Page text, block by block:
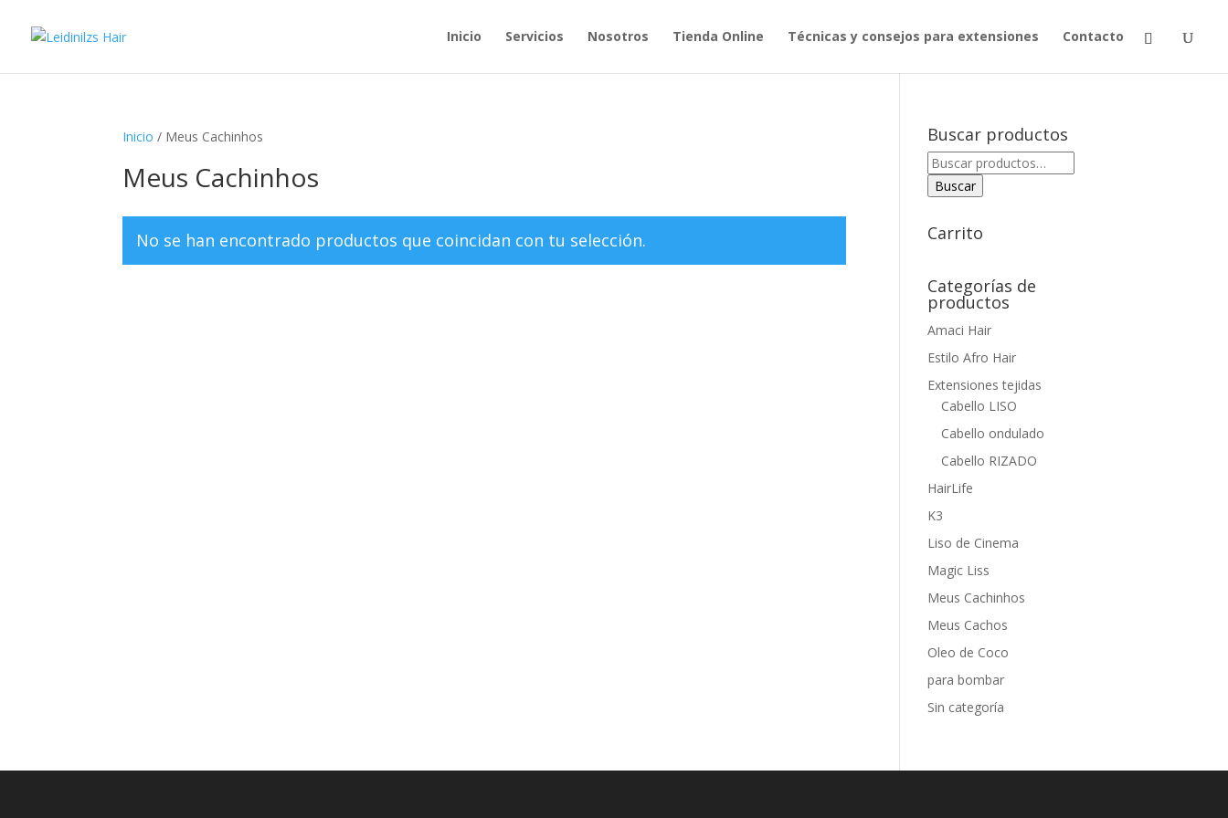
Inicio Servicios Nosotros Tienda Online Técnicas y consejos para extensiones Contacto
Inicio / Meus Cachinhos
Meus Cachinhos
No se han encontrado productos que coincidan con tu selección.
Buscar productos
Buscar
por:
Buscar
Carrito
Categorías de
productos
Amaci Hair
Estilo Afro Hair
Extensiones tejidas
Cabello LISO
Cabello ondulado
Cabello RIZADO
HairLife
K3
Liso de Cinema
Magic Liss
Meus Cachinhos
Meus Cachos
Oleo de Coco
para bombar
Sin categoría